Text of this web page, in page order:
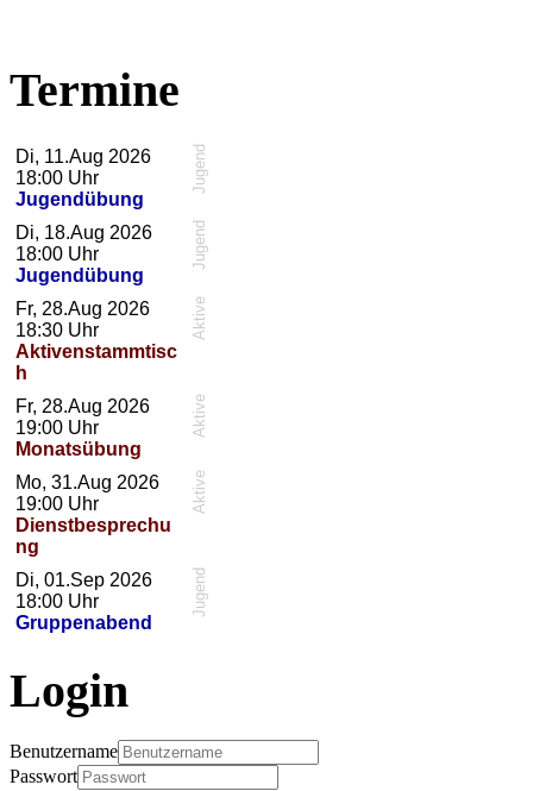
Termine
Jugend
Di, 11.Aug 2026
18:00 Uhr
Jugendübung
Jugend
Di, 18.Aug 2026
18:00 Uhr
Jugendübung
Aktive
Fr, 28.Aug 2026
18:30 Uhr
Aktivenstammtisc
h
Aktive
Fr, 28.Aug 2026
19:00 Uhr
Monatsübung
Aktive
Mo, 31.Aug 2026
19:00 Uhr
Dienstbesprechu
ng
Jugend
Di, 01.Sep 2026
18:00 Uhr
Gruppenabend
Login
Benutzername
Passwort